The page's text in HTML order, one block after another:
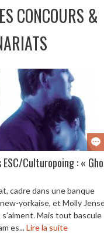
CONCOURS &
ESC/Culturopoing : «
cadre dans une banque
yorkaise, et Molly
Mais tout bascule
es...Lire la suite